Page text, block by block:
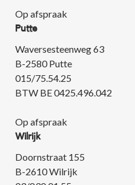
Op afspraak
Putte
Waversesteenweg 63
B-2580 Putte
015/75.54.25
BTW BE 0425.496.042
Op afspraak
Wilrijk
Doornstraat 155
B-2610 Wilrijk